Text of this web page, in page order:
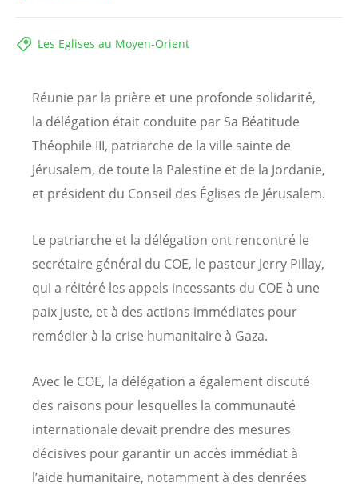
Les Eglises au Moyen-Orient
Réunie par la prière et une profonde solidarité,
la délégation était conduite par Sa Béatitude
Théophile III, patriarche de la ville sainte de
Jérusalem, de toute la Palestine et de la Jordanie,
et président du Conseil des Églises de Jérusalem.
Le patriarche et la délégation ont rencontré le
secrétaire général du COE, le pasteur Jerry Pillay,
qui a réitéré les appels incessants du COE à une
paix juste, et à des actions immédiates pour
remédier à la crise humanitaire à Gaza.
Avec le COE, la délégation a également discuté
des raisons pour lesquelles la communauté
internationale devait prendre des mesures
décisives pour garantir un accès immédiat à
l’aide humanitaire, notamment à des denrées